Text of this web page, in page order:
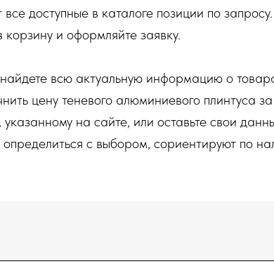
доступные в каталоге позиции по
и оформляйте заявку.
всю актуальную информацию о
цену теневого алюминиевого плинтуса
на сайте, или оставьте свои
с выбором, сориентируют по